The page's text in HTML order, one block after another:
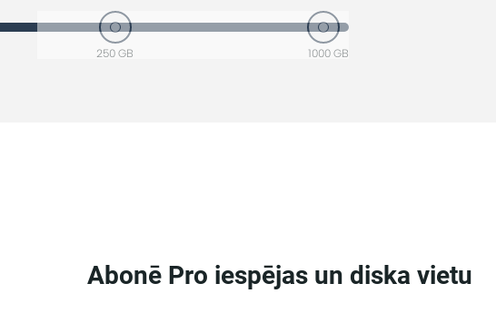
250 GB 1000 GB
Abonē Pro iespējas un diska vietu